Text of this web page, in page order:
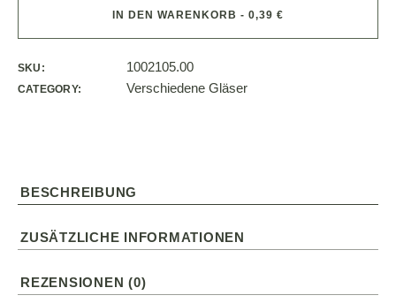
IN DEN WARENKORB - 0,39 €
SKU: 1002105.00
CATEGORY: Verschiedene Gläser
BESCHREIBUNG
ZUSÄTZLICHE INFORMATIONEN
REZENSIONEN (0)